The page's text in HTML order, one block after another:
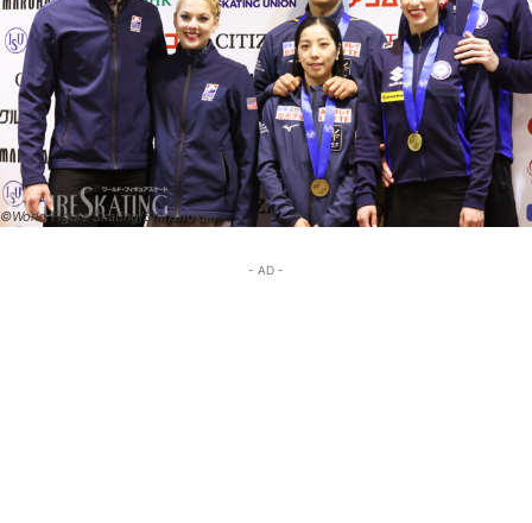
©World Figure Skating/Shinshokan
- AD -